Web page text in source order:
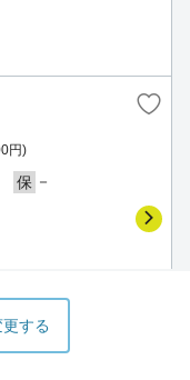
円)
保 －
する